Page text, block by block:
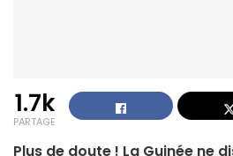
1.7k
PARTAGE
Plus de doute ! La Guinée ne